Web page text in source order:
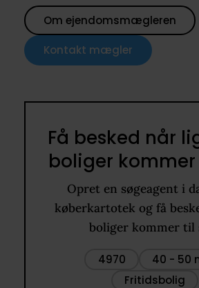
Om ejendomsmægleren
Kontakt mægler
Få besked når
boliger
Opret en søgeagent i
køberkartotek og få
boliger kommer til
4970
40 - 50
Fritidsbolig